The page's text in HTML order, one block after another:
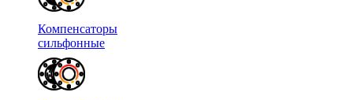
Компенсаторы
сильфонные